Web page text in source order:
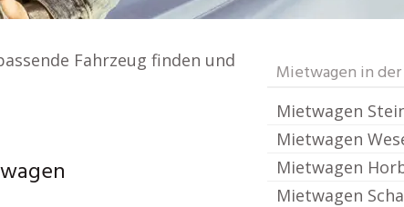
Fahrzeug finden und
Mietwagen in
Mietwagen
Mietwagen
Mietwagen
Mietwagen